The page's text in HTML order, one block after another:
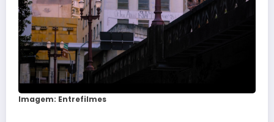
Imagem: Entrefilmes